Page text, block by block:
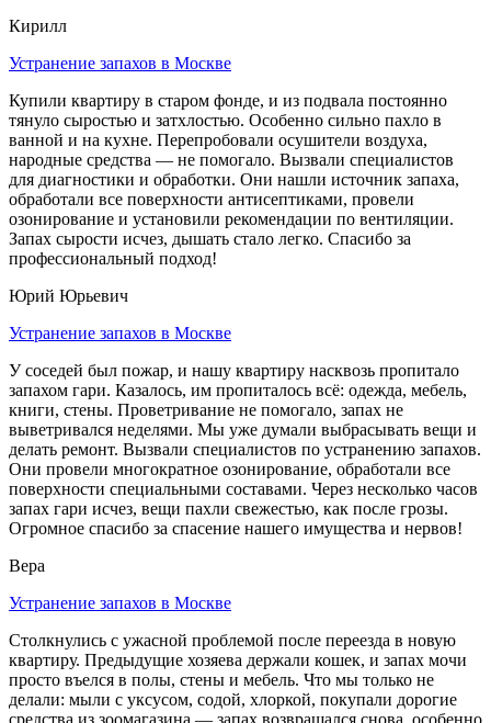
Кирилл
Устранение запахов в Москве
Купили квартиру в старом фонде, и из подвала постоянно
тянуло сыростью и затхлостью. Особенно сильно пахло в
ванной и на кухне. Перепробовали осушители воздуха,
народные средства — не помогало. Вызвали специалистов
для диагностики и обработки. Они нашли источник запаха,
обработали все поверхности антисептиками, провели
озонирование и установили рекомендации по вентиляции.
Запах сырости исчез, дышать стало легко. Спасибо за
профессиональный подход!
Юрий Юрьевич
Устранение запахов в Москве
У соседей был пожар, и нашу квартиру насквозь пропитало
запахом гари. Казалось, им пропиталось всё: одежда, мебель,
книги, стены. Проветривание не помогало, запах не
выветривался неделями. Мы уже думали выбрасывать вещи и
делать ремонт. Вызвали специалистов по устранению запахов.
Они провели многократное озонирование, обработали все
поверхности специальными составами. Через несколько часов
запах гари исчез, вещи пахли свежестью, как после грозы.
Огромное спасибо за спасение нашего имущества и нервов!
Вера
Устранение запахов в Москве
Столкнулись с ужасной проблемой после переезда в новую
квартиру. Предыдущие хозяева держали кошек, и запах мочи
просто въелся в полы, стены и мебель. Что мы только не
делали: мыли с уксусом, содой, хлоркой, покупали дорогие
средства из зоомагазина — запах возвращался снова, особенно